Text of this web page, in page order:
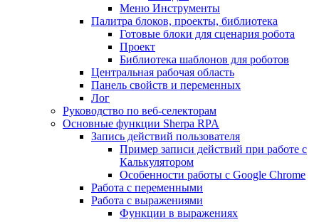
Меню Инструменты
Палитра блоков, проекты, библиотека
Готовые блоки для сценария робота
Проект
Библиотека шаблонов для роботов
Центральная рабочая область
Панель свойств и переменных
Лог
Руководство по веб-селекторам
Основные функции Sherpa RPA
Запись действий пользователя
Пример записи действий при работе с
Калькулятором
Особенности работы с Google Chrome
Работа с переменными
Работа с выражениями
Функции в выражениях